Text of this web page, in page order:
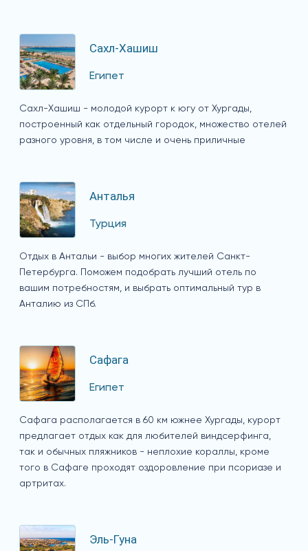
Сахл-Хашиш
Египет
Сахл-Хашиш - молодой курорт к югу от Хургады,
построенный как отдельный городок, множество отелей
разного уровня, в том числе и очень приличные
Анталья
Турция
Отдых в Антальи - выбор многих жителей Санкт-
Петербурга. Поможем подобрать лучший отель по
вашим потребностям, и выбрать оптимальный тур в
Анталию из СПб.
Сафага
Египет
Сафага располагается в 60 км южнее Хургады, курорт
предлагает отдых как для любителей виндсерфинга,
так и обычных пляжников - неплохие кораллы, кроме
того в Сафаге проходят оздоровление при псориазе и
артритах.
Эль-Гуна